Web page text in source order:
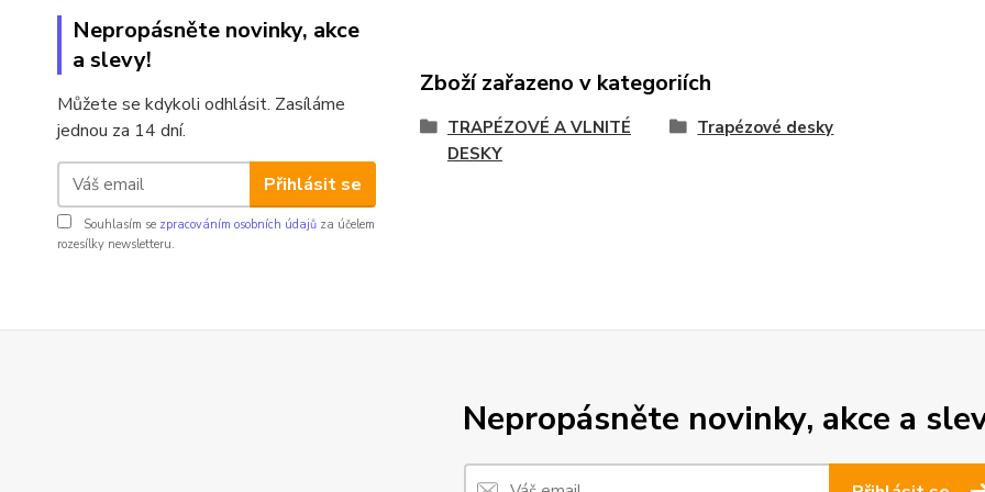
Nepropásněte novinky, akce
a slevy!
Můžete se kdykoli odhlásit. Zasíláme
jednou za 14 dní.
Přihlásit se
Souhlasím se zpracováním osobních údajů za účelem
rozesílky newsletteru.
Zboží zařazeno v kategoriích
TRAPÉZOVÉ A VLNITÉ
DESKY
Trapézové desky
Nepropásněte novinky, akce a